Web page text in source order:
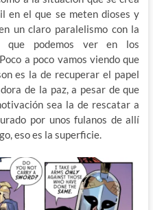
en el que se meten dioses y
un claro paralelismo con la
que podemos ver en los
a poco vamos viendo que
es la de recuperar el papel
de la paz, a pesar de que
sea la de rescatar a
por unos fulanos de allí
eso es la superficie.